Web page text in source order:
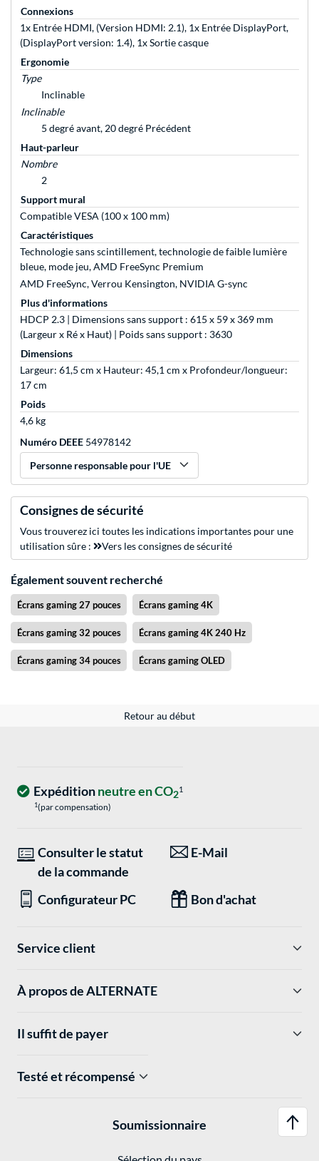
Connexions
1x Entrée HDMI, (Version HDMI: 2.1), 1x Entrée DisplayPort,
(DisplayPort version: 1.4), 1x Sortie casque
Ergonomie
Type
Inclinable
Inclinable
5 degré avant, 20 degré Précédent
Haut-parleur
Nombre
2
Support mural
Compatible VESA (100 x 100 mm)
Caractéristiques
Technologie sans scintillement, technologie de faible lumière
bleue, mode jeu, AMD FreeSync Premium
AMD FreeSync, Verrou Kensington, NVIDIA G-sync
Plus d'informations
HDCP 2.3 | Dimensions sans support : 615 x 59 x 369 mm
(Largeur x Ré x Haut) | Poids sans support : 3630
Dimensions
Largeur: 61,5 cm x Hauteur: 45,1 cm x Profondeur/longueur:
17 cm
Poids
4,6 kg
Numéro DEEE 54978142
Personne responsable pour l'UE
Consignes de sécurité
Vous trouverez ici toutes les indications importantes pour une
utilisation sûre :
Vers les consignes de sécurité
Également souvent recherché
Écrans gaming 27 pouces Écrans gaming 4K
Écrans gaming 32 pouces Écrans gaming 4K 240 Hz
Écrans gaming 34 pouces Écrans gaming OLED
Retour au début
Expéditionneutre en CO21
1(par compensation)
Consulter le statut
de la commande
E-Mail
Configurateur PC Bon d'achat
Service client
À propos de ALTERNATE
Il suffit de payer
Testé et récompensé
Soumissionnaire